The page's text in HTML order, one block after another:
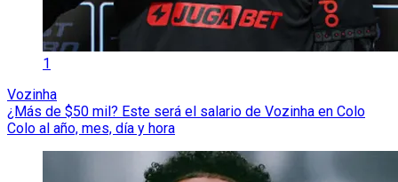
1
Vozinha
¿Más de $50 mil? Este será el salario de Vozinha en Colo
Colo al año, mes, día y hora